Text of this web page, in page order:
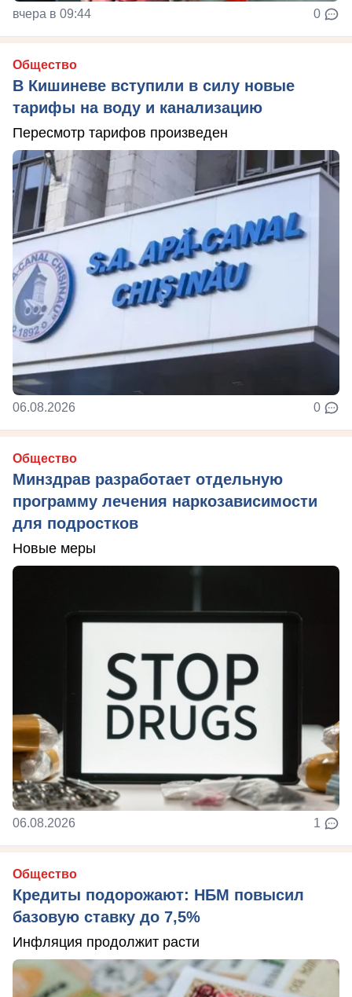
вчера в 09:44 0
Общество
В Кишиневе вступили в силу новые
тарифы на воду и канализацию
Пересмотр тарифов произведен
06.08.2026 0
Общество
Минздрав разработает отдельную
программу лечения наркозависимости
для подростков
Новые меры
06.08.2026 1
Общество
Кредиты подорожают: НБМ повысил
базовую ставку до 7,5%
Инфляция продолжит расти